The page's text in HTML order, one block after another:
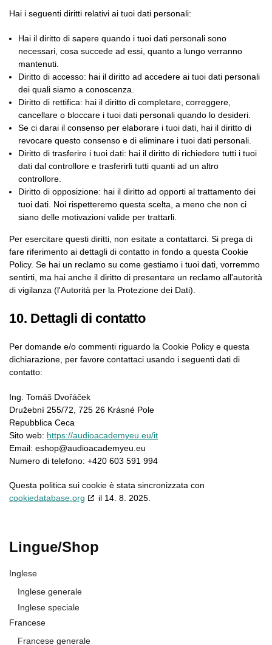
Hai i seguenti diritti relativi ai tuoi dati personali:
Hai il diritto di sapere quando i tuoi dati personali sono
necessari, cosa succede ad essi, quanto a lungo verranno
mantenuti.
Diritto di accesso: hai il diritto ad accedere ai tuoi dati personali
dei quali siamo a conoscenza.
Diritto di rettifica: hai il diritto di completare, correggere,
cancellare o bloccare i tuoi dati personali quando lo desideri.
Se ci darai il consenso per elaborare i tuoi dati, hai il diritto di
revocare questo consenso e di eliminare i tuoi dati personali.
Diritto di trasferire i tuoi dati: hai il diritto di richiedere tutti i tuoi
dati dal controllore e trasferirli tutti quanti ad un altro
controllore.
Diritto di opposizione: hai il diritto ad opporti al trattamento dei
tuoi dati. Noi rispetteremo questa scelta, a meno che non ci
siano delle motivazioni valide per trattarli.
Per esercitare questi diritti, non esitate a contattarci. Si prega di
fare riferimento ai dettagli di contatto in fondo a questa Cookie
Policy. Se hai un reclamo su come gestiamo i tuoi dati, vorremmo
sentirti, ma hai anche il diritto di presentare un reclamo all'autorità
di vigilanza (l'Autorità per la Protezione dei Dati).
10. Dettagli di contatto
Per domande e/o commenti riguardo la Cookie Policy e questa
dichiarazione, per favore contattaci usando i seguenti dati di
contatto:
Ing. Tomáš Dvořáček
Družební 255/72, 725 26 Krásné Pole
Repubblica Ceca
Sito web: https://audioacademyeu.eu/it
Email: eshop@audioacademyeu.eu
Numero di telefono: +420 603 591 994
Questa politica sui cookie è stata sincronizzata con
cookiedatabase.org
il 14. 8. 2025.
Lingue/Shop
Inglese
Inglese generale
Inglese speciale
Francese
Francese generale